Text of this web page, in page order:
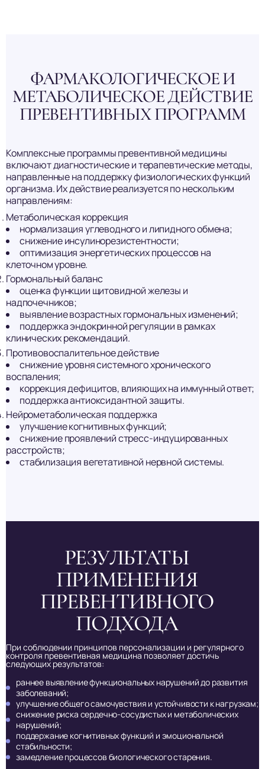
ФАРМАКОЛОГИЧЕСКОЕ И
МЕТАБОЛИЧЕСКОЕ ДЕЙСТВИЕ
ПРЕВЕНТИВНЫХ ПРОГРАММ
Комплексные программы превентивной медицины
включают диагностические и терапевтические методы,
направленные на поддержку физиологических функций
организма. Их действие реализуется по нескольким
направлениям:
Метаболическая коррекция
нормализация углеводного и липидного обмена;
снижение инсулинорезистентности;
оптимизация энергетических процессов на
клеточном уровне.
Гормональный баланс
оценка функции щитовидной железы и
надпочечников;
выявление возрастных гормональных изменений;
поддержка эндокринной регуляции в рамках
клинических рекомендаций.
Противовоспалительное действие
снижение уровня системного хронического
воспаления;
коррекция дефицитов, влияющих на иммунный ответ;
поддержка антиоксидантной защиты.
Нейрометаболическая поддержка
улучшение когнитивных функций;
снижение проявлений стресс-индуцированных
расстройств;
стабилизация вегетативной нервной системы.
РЕЗУЛЬТАТЫ
ПРИМЕНЕНИЯ
ПРЕВЕНТИВНОГО
ПОДХОДА
При соблюдении принципов персонализации и регулярного
контроля превентивная медицина позволяет достичь
следующих результатов:
раннее выявление функциональных нарушений до развития
заболеваний;
улучшение общего самочувствия и устойчивости к нагрузкам;
снижение риска сердечно-сосудистых и метаболических
нарушений;
поддержание когнитивных функций и эмоциональной
стабильности;
замедление процессов биологического старения.